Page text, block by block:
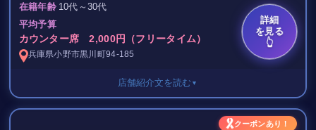
（ 共に新開地駅より徒歩３分 ）
もよろしくお願いします♪
スタッフ一同お待ちしております(＾▽＾)
ショットは５００円～、
お得な飲み放題のプランもご用意いたしております！◎◎◎
塚口でトップクラスに楽しめる自身がありますので
ぜひ、一度お店に遊びに来てくださいね！
※忘年会なども絶賛受付中※
税別
はじめてご来店されるお客様には
無料ハウスボトルのサービスもございます。
AT EASEは三宮にある隠れ家店◎
カウンターもあり広々とした特別な空間＊
在籍年齢 10代～30代
平均予算
カウンター席 2,000円（フリータイム）
兵庫県小野市黒川町94-185
詳細
を見る
👆
店舗紹介文を読む ▼
クーポンあり！